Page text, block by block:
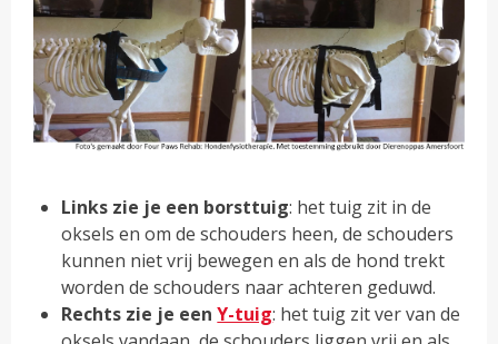
Links zie je een borsttuig: het tuig zit in de
oksels en om de schouders heen, de schouders
kunnen niet vrij bewegen en als de hond trekt
worden de schouders naar achteren geduwd.
Rechts zie je een Y-tuig: het tuig zit ver van de